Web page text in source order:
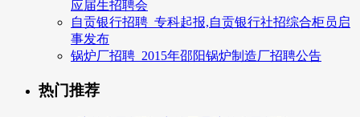
应届生招聘会
自贡银行招聘_专科起报,自贡银行社招综合柜员启
事发布
锅炉厂招聘_2015年邵阳锅炉制造厂招聘公告
热门推荐